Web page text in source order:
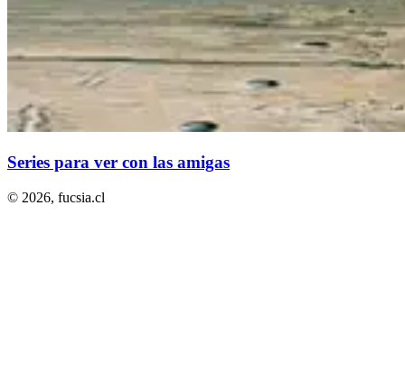
Series para ver con las amigas
© 2026, fucsia.cl